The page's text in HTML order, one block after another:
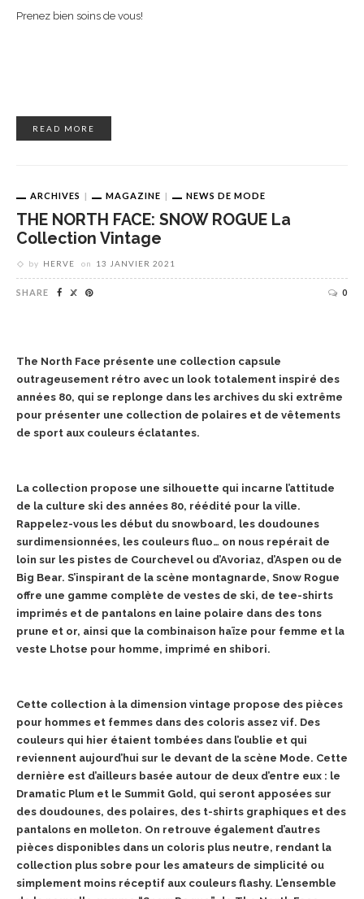
Prenez bien soins de vous!
READ MORE
ARCHIVES MAGAZINE NEWS DE MODE
THE NORTH FACE: SNOW ROGUE La
Collection Vintage
by HERVE on 13 JANVIER 2021
SHARE 0
The North Face présente une collection capsule
outrageusement rétro avec un look totalement inspiré des
années 80, qui se replonge dans les archives du ski extrême
pour présenter une collection de polaires et de vêtements
de sport aux couleurs éclatantes.
La collection propose une silhouette qui incarne l’attitude
de la culture ski des années 80, réédité pour la ville.
Rappelez-vous les début du snowboard, les doudounes
surdimensionnées, les couleurs fluo… on nous repérait de
loin sur les pistes de Courchevel ou d’Avoriaz, d’Aspen ou de
Big Bear. S’inspirant de la scène montagnarde, Snow Rogue
offre une gamme complète de vestes de ski, de tee-shirts
imprimés et de pantalons en laine polaire dans des tons
prune et or, ainsi que la combinaison haïze pour femme et la
veste Lhotse pour homme, imprimé en shibori.
Cette collection à la dimension vintage propose des pièces
pour hommes et femmes dans des coloris assez vif. Des
couleurs qui hier étaient tombées dans l’oublie et qui
reviennent aujourd’hui sur le devant de la scène Mode. Cette
dernière est d’ailleurs basée autour de deux d’entre eux : le
Dramatic Plum et le Summit Gold, qui seront apposées sur
des doudounes, des polaires, des t-shirts graphiques et des
pantalons en molleton. On retrouve également d’autres
pièces disponibles dans un coloris plus neutre, rendant la
collection plus sobre pour les amateurs de simplicité ou
simplement moins réceptif aux couleurs flashy. L’ensemble